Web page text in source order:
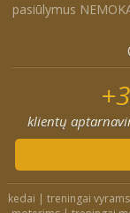
pasiūlymus
klientų
kedai | treningai vyrams